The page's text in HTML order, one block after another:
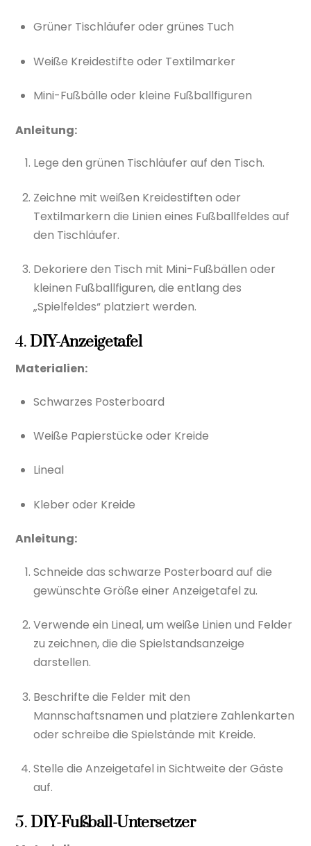
Grüner Tischläufer oder grünes Tuch
Weiße Kreidestifte oder Textilmarker
Mini-Fußbälle oder kleine Fußballfiguren
Anleitung:
Lege den grünen Tischläufer auf den Tisch.
Zeichne mit weißen Kreidestiften oder
Textilmarkern die Linien eines Fußballfeldes auf
den Tischläufer.
Dekoriere den Tisch mit Mini-Fußbällen oder
kleinen Fußballfiguren, die entlang des
„Spielfeldes“ platziert werden.
4.DIY-Anzeigetafel
Materialien:
Schwarzes Posterboard
Weiße Papierstücke oder Kreide
Lineal
Kleber oder Kreide
Anleitung:
Schneide das schwarze Posterboard auf die
gewünschte Größe einer Anzeigetafel zu.
Verwende ein Lineal, um weiße Linien und Felder
zu zeichnen, die die Spielstandsanzeige
darstellen.
Beschrifte die Felder mit den
Mannschaftsnamen und platziere Zahlenkarten
oder schreibe die Spielstände mit Kreide.
Stelle die Anzeigetafel in Sichtweite der Gäste
auf.
5.DIY-Fußball-Untersetzer